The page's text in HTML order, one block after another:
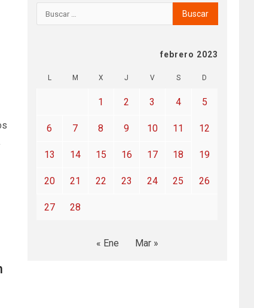
febrero 2023
L M X J V S D
1 2 3 4 5
6 7 8 9 10 11 12
13 14 15 16 17 18 19
20 21 22 23 24 25 26
27 28
« Ene Mar »